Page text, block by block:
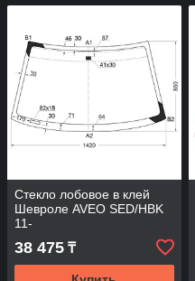
Стекло лобовое в клей
Шевроле AVEO SED/HBK
11-
38 475 ₸